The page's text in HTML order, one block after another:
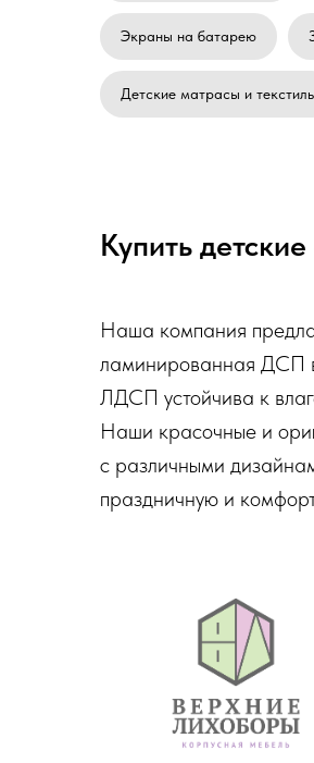
Экраны на батарею
Детские матрасы и текстиль
Купить
Наша компания
ламинированная ДСП
ЛДСП устойчива к
Наши красочные и
с различными
праздничную и